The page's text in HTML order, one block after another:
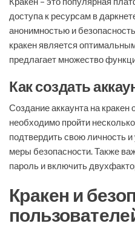
доступа к ресурсам в
анонимностью и
кракен является
предлагает множество
Как создать
Создание аккаунта на
необходимо пройти
подтвердить свою личность
меры безопасности. Также
пароль и включить
Кракен и